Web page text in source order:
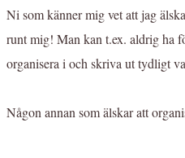
Ni som känner mig vet att jag
runt mig! Man kan t.ex. aldrig ha
organisera i och skriva ut tydligt
Någon annan som älskar att